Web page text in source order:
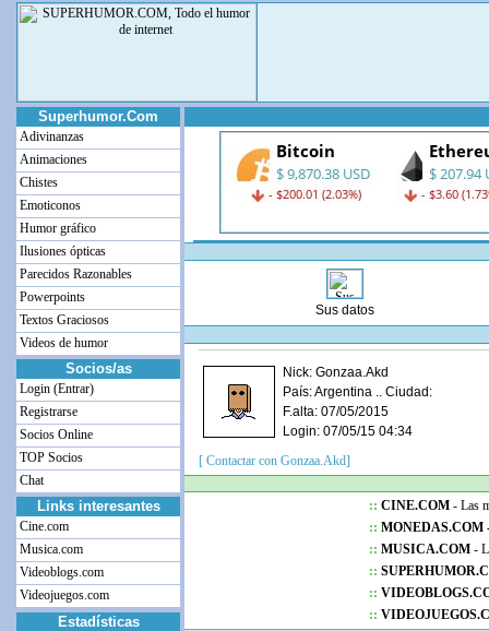
Superhumor.Com
Adivinanzas
Animaciones
Chistes
Emoticonos
Humor gráfico
Ilusiones ópticas
Parecidos Razonables
Powerpoints
Textos Graciosos
Videos de humor
Socios/as
Login (Entrar)
Registrarse
Socios Online
TOP Socios
Chat
Links interesantes
Cine.com
Musica.com
Videoblogs.com
Videojuegos.com
Estadísticas
Sus datos
Nick: Gonzaa.Akd
País: Argentina .. Ciudad:
F.alta: 07/05/2015
Login: 07/05/15 04:34
[ Contactar con Gonzaa.Akd]
:: CINE.COM - Las
:: MONEDAS.COM
:: MUSICA.COM -
::
::
::